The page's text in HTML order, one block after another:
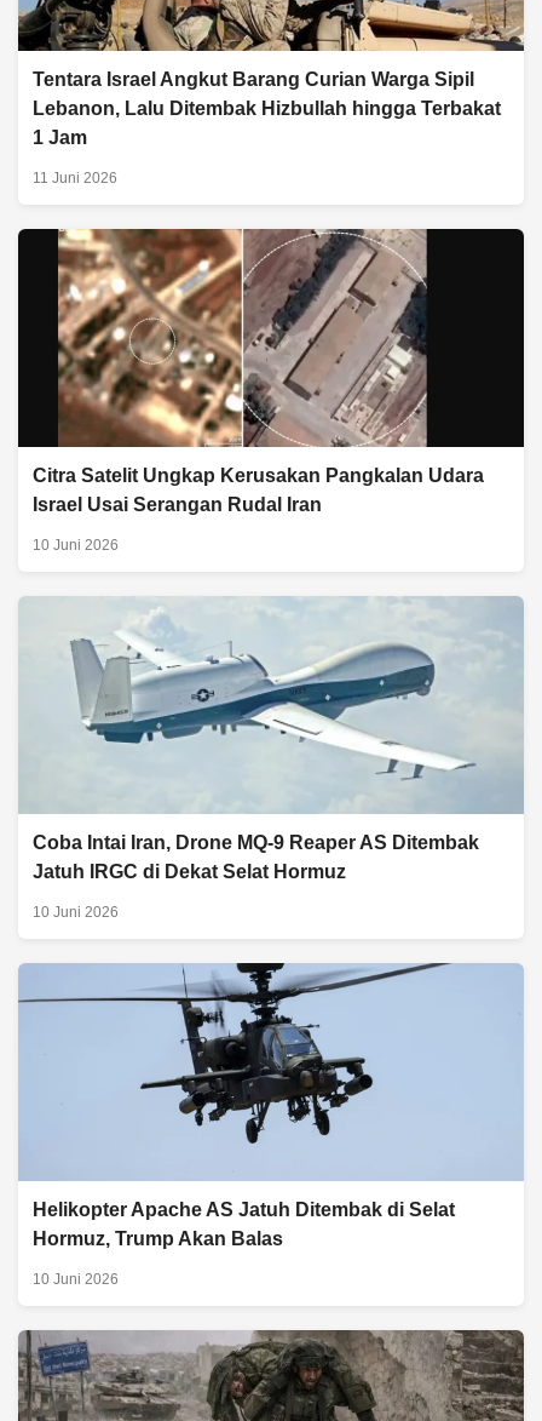
Tentara Israel Angkut Barang Curian Warga Sipil
Lebanon, Lalu Ditembak Hizbullah hingga Terbakat
1 Jam
11 Juni 2026
Citra Satelit Ungkap Kerusakan Pangkalan Udara
Israel Usai Serangan Rudal Iran
10 Juni 2026
Coba Intai Iran, Drone MQ-9 Reaper AS Ditembak
Jatuh IRGC di Dekat Selat Hormuz
10 Juni 2026
Helikopter Apache AS Jatuh Ditembak di Selat
Hormuz, Trump Akan Balas
10 Juni 2026